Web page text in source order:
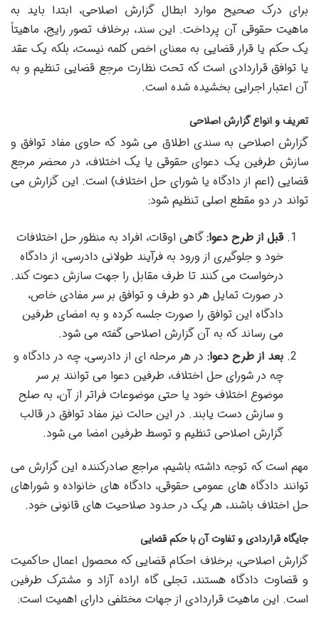
برای درک صحیح موارد ابطال گزارش اصلاحی، ابتدا باید به
ماهیت حقوقی آن پرداخت. این سند، برخلاف تصور رایج، ماهیتاً
یک حکم یا قرار قضایی به معنای اخص کلمه نیست، بلکه یک عقد
یا توافق قراردادی است که تحت نظارت مرجع قضایی تنظیم و به
آن اعتبار اجرایی بخشیده شده است.
تعریف و انواع گزارش اصلاحی
گزارش اصلاحی به سندی اطلاق می شود که حاوی مفاد توافق و
سازش طرفین یک دعوای حقوقی یا یک اختلاف، در محضر مرجع
قضایی (اعم از دادگاه یا شورای حل اختلاف) است. این گزارش می
تواند در دو مقطع اصلی تنظیم شود:
قبل از طرح دعوا:گاهی اوقات، افراد به منظور حل اختلافات
خود و جلوگیری از ورود به فرآیند طولانی دادرسی، از دادگاه
درخواست می کنند تا طرف مقابل را جهت سازش دعوت کند.
در صورت تمایل هر دو طرف و توافق بر سر مفادی خاص،
دادگاه این توافق را صورت جلسه کرده و به امضای طرفین
می رساند که به آن گزارش اصلاحی گفته می شود.
بعد از طرح دعوا: در هر مرحله ای از دادرسی، چه در دادگاه و
چه در شورای حل اختلاف، طرفین دعوا می توانند بر سر
موضوع اختلاف خود یا حتی موضوعات فراتر از آن، به صلح
و سازش دست یابند. در این حالت نیز مفاد توافق در قالب
گزارش اصلاحی تنظیم و توسط طرفین امضا می شود.
مهم است که توجه داشته باشیم، مراجع صادرکننده این گزارش می
توانند دادگاه های عمومی حقوقی، دادگاه های خانواده و شوراهای
حل اختلاف باشند، هر یک در حدود صلاحیت های قانونی خود.
جایگاه قراردادی و تفاوت آن با حکم قضایی
گزارش اصلاحی، برخلاف احکام قضایی که محصول اعمال حاکمیت
و قضاوت دادگاه هستند، تجلی گاه اراده آزاد و مشترک طرفین
است. این ماهیت قراردادی از جهات مختلفی دارای اهمیت است: